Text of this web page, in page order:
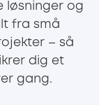
løsninger og
fra små
– så
dig et
gang.